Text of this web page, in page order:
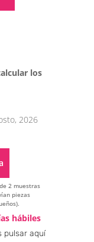
los
2026
2 muestras
piezas
hábiles
pulsar aquí